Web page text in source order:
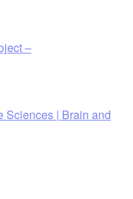
–
Sciences | Brain and